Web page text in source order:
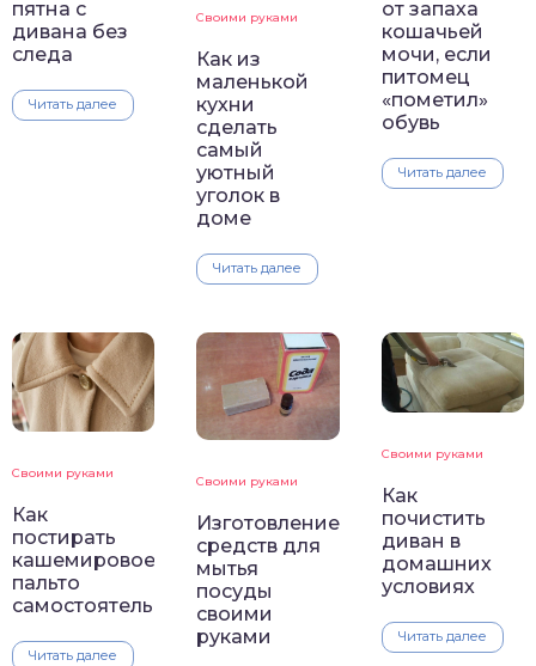
пятна с
дивана без
следа
Читать далее
Своими руками
Как из
маленькой
кухни
сделать
самый
уютный
уголок в
доме
Читать далее
от запаха
кошачьей
мочи, если
питомец
«пометил»
обувь
Читать далее
Своими руками
Как
постирать
кашемировое
пальто
самостоятельно
Читать далее
Своими руками
Изготовление
средств для
мытья
посуды
своими
руками
Своими руками
Как
почистить
диван в
домашних
условиях
Читать далее